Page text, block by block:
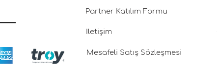
Partner Katılım Formu
İletişim
Mesafeli Satış Sözleşmesi